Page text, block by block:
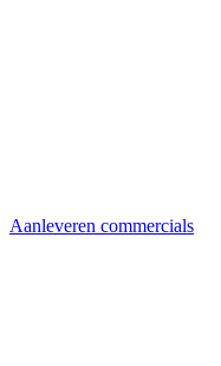
Aanleveren commercials